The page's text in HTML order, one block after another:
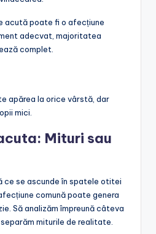
acută poate fi o afecțiune
adecvat, majoritatea
complet.
apărea la orice vârstă, dar
mici.
Mituri sau
se ascunde în spatele otitei
comună poate genera
Să analizăm împreună câteva
miturile de realitate.